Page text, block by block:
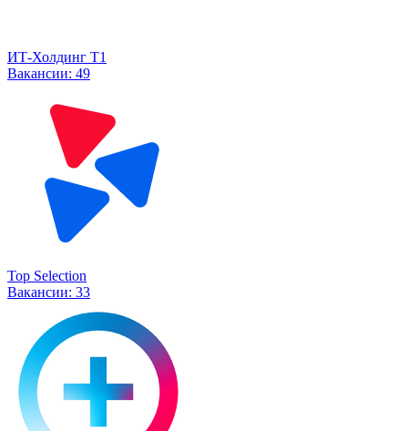
ИТ-Холдинг Т1
Вакансии: 49
Top Selection
Вакансии: 33